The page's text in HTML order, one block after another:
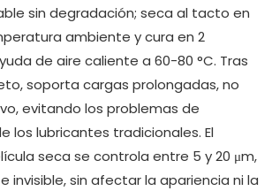
sin degradación; seca al tacto en
ambiente y cura en 2
de aire caliente a 60-80 °C. Tras
soporta cargas prolongadas, no
evitando los problemas de
los lubricantes tradicionales. El
seca se controla entre 5 y 20 μm,
invisible, sin afectar la apariencia ni la